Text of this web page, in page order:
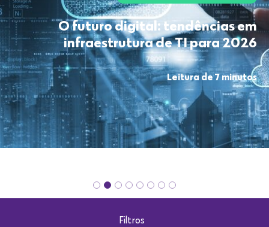
O futuro digital: tendências em
infraestrutura de TI para 2026
Leitura de 7 minutos
Filtros